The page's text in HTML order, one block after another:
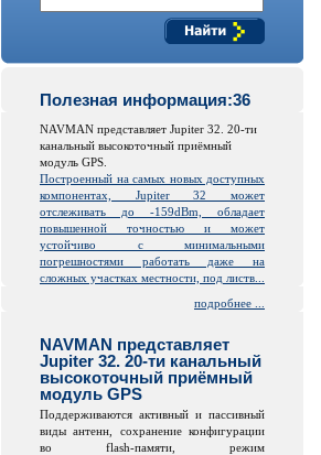
Полезная информация:36
NAVMAN представляет Jupiter 32. 20-ти
канальный высокоточный приёмный
модуль GPS.
Построенный на самых новых доступных
компонентах, Jupiter 32 может
отслеживать до -159dBm, обладает
повышенной точностью и может
устойчиво с минимальными
погрешностями работать даже на
сложных участках местности, под листв...
подробнее ...
NAVMAN представляет
Jupiter 32. 20-ти канальный
высокоточный приёмный
модуль GPS
Поддерживаются активный и пассивный
виды антенн, сохранение конфигурации
во flash-памяти, режим